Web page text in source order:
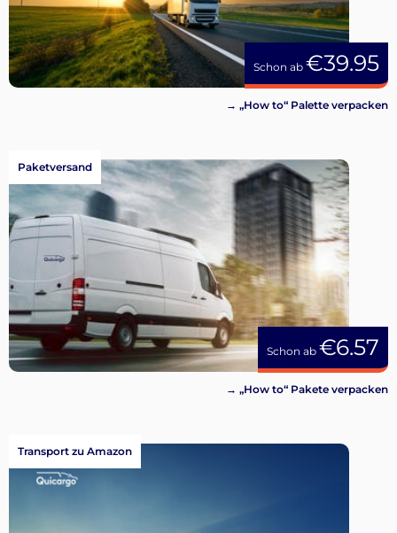
Schon ab €39.95
→ „How to“ Palette verpacken
Schon ab €6.57
Paketversand
→ „How to“ Pakete verpacken
Transport zu Amazon